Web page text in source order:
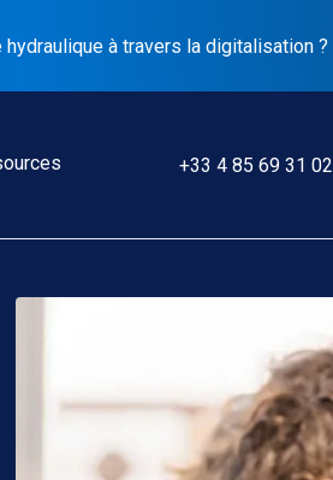
hydraulique à travers la digitalisation ?
+33 4 85 69 31 02